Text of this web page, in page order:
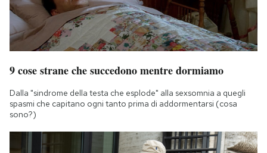
9 cose strane che succedono mentre dormiamo
Dalla "sindrome della testa che esplode" alla sexsomnia a quegli
spasmi che capitano ogni tanto prima di addormentarsi (cosa
sono?)